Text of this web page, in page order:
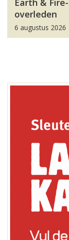
Earth &
overleden
6 augustus 2026